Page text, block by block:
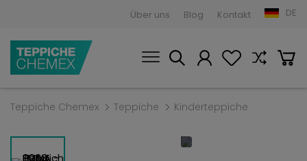
Über uns Blog Kontakt DE
Teppiche Chemex Teppiche Kinderteppiche